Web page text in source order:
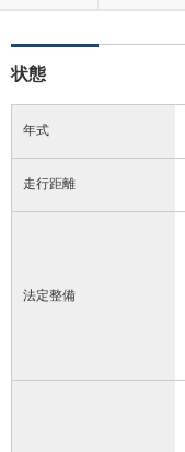
状態
年式
走行距離
法定整備